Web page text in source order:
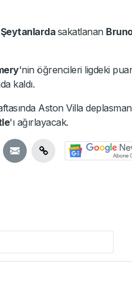
Şeytanlarda sakatlanan
'nin öğrencileri ligdeki
kaldı.
Aston Villa
'ı ağırlayacak.